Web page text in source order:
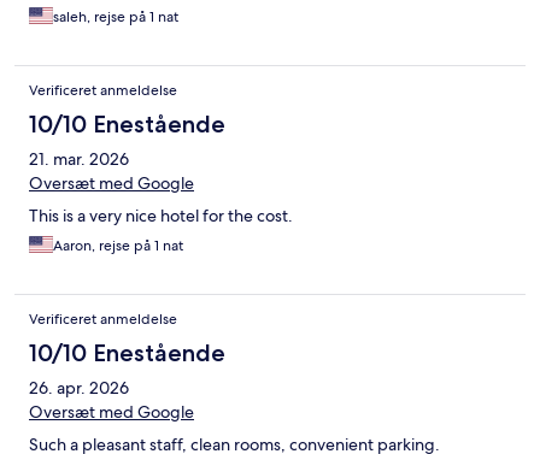
saleh, rejse på 1 nat
Verificeret anmeldelse
10/10 Enestående
21. mar. 2026
Oversæt med Google
This is a very nice hotel for the cost.
Aaron, rejse på 1 nat
Verificeret anmeldelse
10/10 Enestående
26. apr. 2026
Oversæt med Google
Such a pleasant staff, clean rooms, convenient parking.